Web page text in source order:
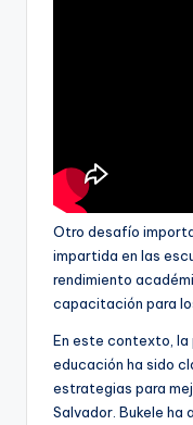
Otro desafío
impartida en las
rendimiento
capacitación para
En este contexto, la
educación ha sido
estrategias para
Salvador. Bukele ha